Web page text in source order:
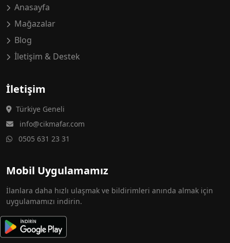
Anasayfa
Mağazalar
Blog
İletişim & Destek
İletişim
Türkiye Geneli
info@cikmafar.com
0505 631 23 31
Mobil Uygulamamız
İlanlara daha hızlı ulaşmak ve bildirimleri anında almak için
uygulamamızı indirin.